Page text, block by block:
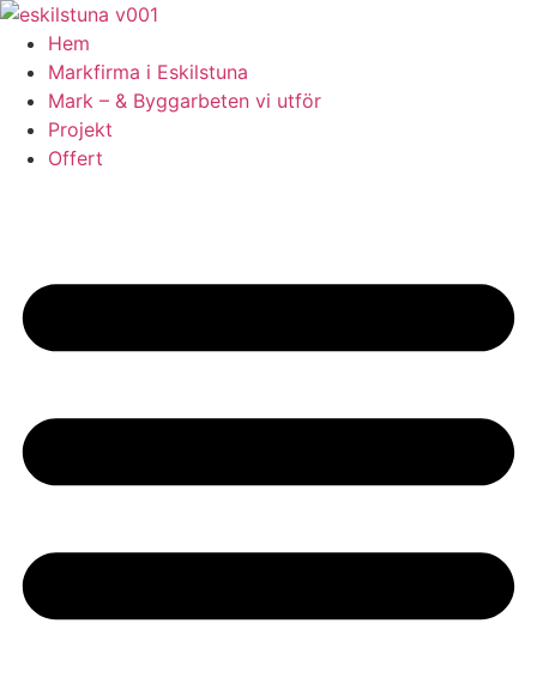
Skip
content
Hem
Markfirma i Eskilstuna
Mark – & Byggarbeten vi utför
Projekt
Offert